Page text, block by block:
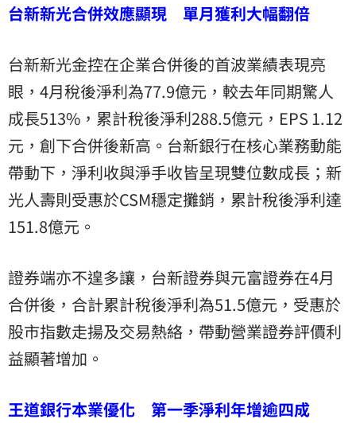
台新新光合併效應顯現 單月獲利大幅翻倍
台新新光金控在企業合併後的首波業績表現亮
眼，4月稅後淨利為77.9億元，較去年同期驚人
成長513%，累計稅後淨利288.5億元，EPS 1.12
元，創下合併後新高。台新銀行在核心業務動能
帶動下，淨利收與淨手收皆呈現雙位數成長；新
光人壽則受惠於CSM穩定攤銷，累計稅後淨利達
151.8億元。
證券端亦不遑多讓，台新證券與元富證券在4月
合併後，合計累計稅後淨利為51.5億元，受惠於
股市指數走揚及交易熱絡，帶動營業證券評價利
益顯著增加。
王道銀行本業優化 第一季淨利年增逾四成